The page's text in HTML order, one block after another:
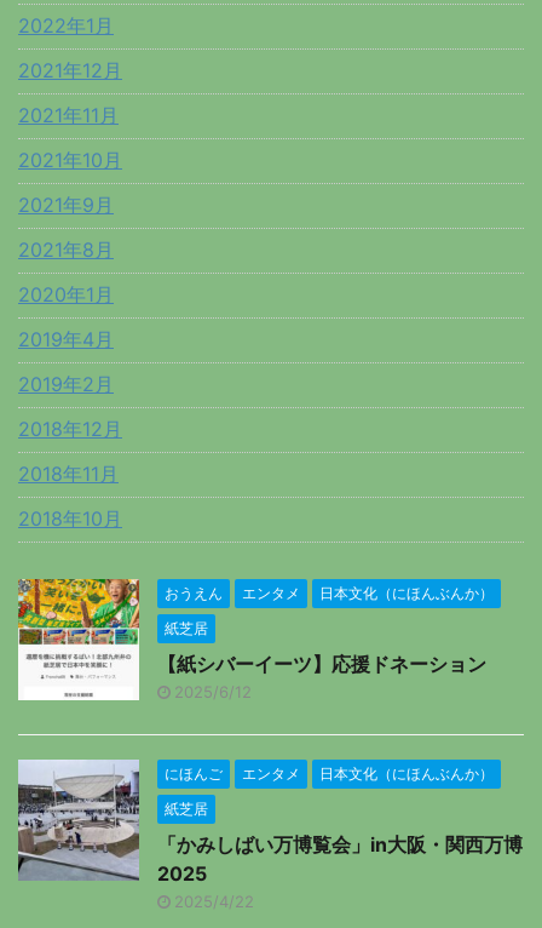
2022年1月
2021年12月
2021年11月
2021年10月
2021年9月
2021年8月
2020年1月
2019年4月
2019年2月
2018年12月
2018年11月
2018年10月
おうえん エンタメ
日本文化（にほんぶんか）
紙芝居
【紙シバーイーツ】応援ドネーション
2025/6/12
にほんご エンタメ
日本文化（にほんぶんか）
紙芝居
「かみしばい万博覧会」in大阪・関西万博
2025
2025/4/22